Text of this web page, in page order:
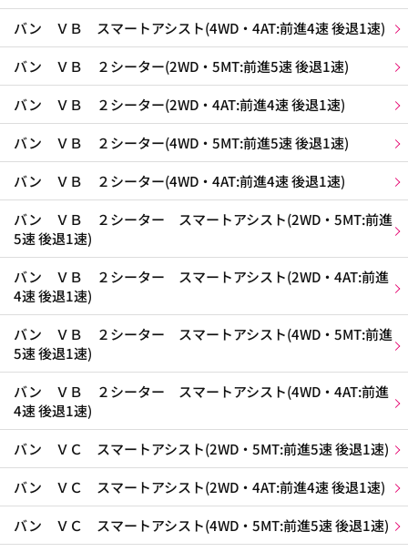
バン ＶＢ スマートアシスト(4WD・4AT:前進4速 後退1速)
バン ＶＢ ２シーター(2WD・5MT:前進5速 後退1速)
バン ＶＢ ２シーター(2WD・4AT:前進4速 後退1速)
バン ＶＢ ２シーター(4WD・5MT:前進5速 後退1速)
バン ＶＢ ２シーター(4WD・4AT:前進4速 後退1速)
バン ＶＢ ２シーター スマートアシスト(2WD・5MT:前進
5速 後退1速)
バン ＶＢ ２シーター スマートアシスト(2WD・4AT:前進
4速 後退1速)
バン ＶＢ ２シーター スマートアシスト(4WD・5MT:前進
5速 後退1速)
バン ＶＢ ２シーター スマートアシスト(4WD・4AT:前進
4速 後退1速)
バン ＶＣ スマートアシスト(2WD・5MT:前進5速 後退1速)
バン ＶＣ スマートアシスト(2WD・4AT:前進4速 後退1速)
バン ＶＣ スマートアシスト(4WD・5MT:前進5速 後退1速)